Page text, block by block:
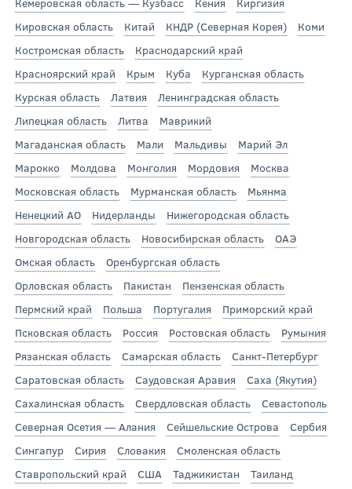
Кировская область
Китай КНДР (Северная Корея)
Коми
Костромская область
Краснодарский край
Красноярский край
Крым Куба
Курганская область
Курская область
Латвия
Ленинградская область
Липецкая область
Литва
Маврикий
Магаданская область
Мали Мальдивы
Марий Эл
Марокко
Молдова Монголия Мордовия
Москва
Московская область
Мурманская область
Мьянма
Ненецкий АО
Нидерланды
Нижегородская область
Новгородская область
Новосибирская область
ОАЭ
Омская область
Оренбургская область
Орловская область
Пакистан
Пензенская область
Пермский край
Польша Португалия
Приморский край
Псковская область
Россия Ростовская область
Румыния
Рязанская область
Самарская область
Санкт-Петербург
Саратовская область
Саудовская Аравия
Саха (Якутия)
Сахалинская область
Свердловская область
Севастополь
Северная Осетия — Алания
Сейшельские Острова
Сербия
Сингапур
Сирия Словакия
Смоленская область
Ставропольский край
США Таджикистан
Таиланд